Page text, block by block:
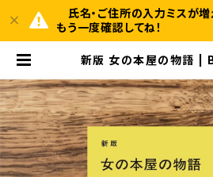
氏名・ご住所の入力ミスが増
もう一度確認してね！
新版 女の本屋の物語 |